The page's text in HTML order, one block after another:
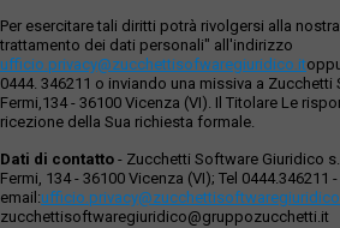
Per esercitare tali diritti potrà rivolgersi alla
trattamento dei dati personali" all'indirizzo
ufficio.privacy@zucchettisofwaregiuridico.it
0444. 346211 o inviando una missiva a Zucchetti
Fermi,134 - 36100 Vicenza (VI). Il Titolare Le
ricezione della Sua richiesta formale.
Dati di contatto - Zucchetti Software Giuridico
Fermi, 134 - 36100 Vicenza (VI); Tel 0444.346211
email:
zucchettisoftwaregiuridico@gruppozucchetti.it